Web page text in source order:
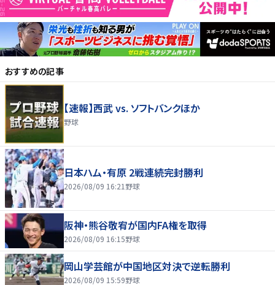
おすすめの記事
【速報】西武 vs. ソフトバンクほか
野球
日本ハム・有原 2戦連続完封勝利
2026/08/09 16:21 野球
阪神・熊谷敬宥が国内FA権を取得
2026/08/09 16:15野球
岡山学芸館が中国地区対決で逆転勝利
2026/08/09 15:59野球